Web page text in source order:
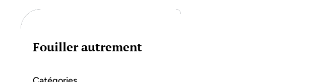
Fouiller autrement